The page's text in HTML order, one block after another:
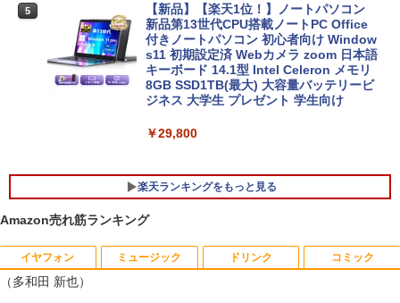
5
【新品】【楽天1位！】ノートパソコン
新品第13世代CPU搭載ノートPC Office
付きノートパソコン 初心者向け Window
s11 初期設定済 Webカメラ zoom 日本語
キーボード 14.1型 Intel Celeron メモリ
8GB SSD1TB(最大) 大容量バッテリービ
ジネス 大学生 プレゼント 学生向け
￥29,800
楽天ランキングをもっと見る
1
【今だけ】全品ポイント10倍 お買い物マ
1
R090-DELL E2220H 21.5インチ 液晶モ
1
アンダーニンジャ（18） 【電子書籍】[
Amazon売れ筋ランキング
イヤフォン ミュージック ドリンク コミック
（多和田 新也）